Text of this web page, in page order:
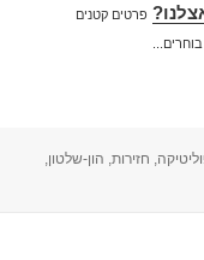
פרטים קטנים
, חזירות, הון-שלטון,